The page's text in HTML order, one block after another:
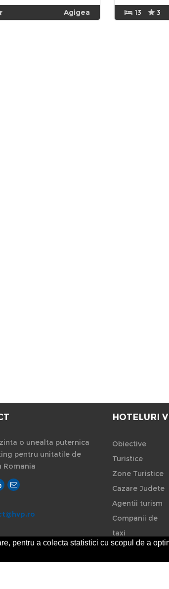
pentru a colecta statistici cu scopul de a
Agigea 13 3
o unealta puternica
pentru unitatile de
Romania
HOTELURI
Obiective
Turistice
Zone Turistice
Cazare Judete
Agentii turism
Companii de
taxi
Rent a car